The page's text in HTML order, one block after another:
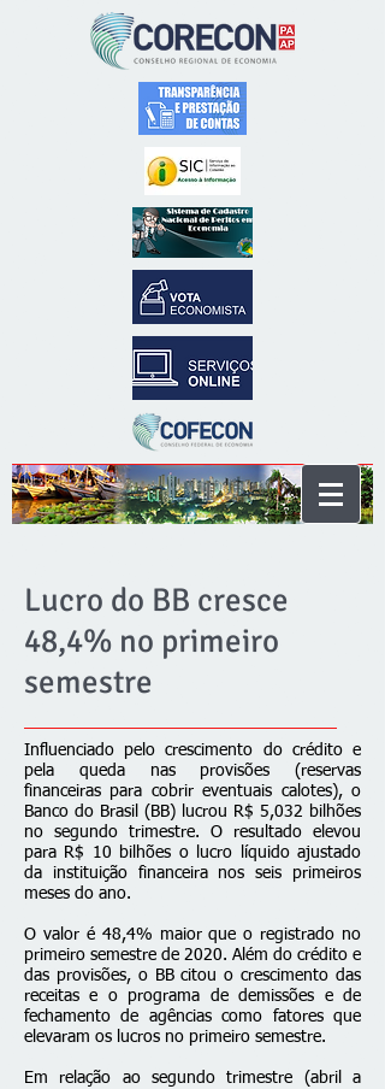
Lucro do BB cresce
48,4% no primeiro
semestre
Influenciado pelo crescimento do crédito e
pela queda nas provisões (reservas
financeiras para cobrir eventuais calotes), o
Banco do Brasil (BB) lucrou R$ 5,032 bilhões
no segundo trimestre. O resultado elevou
para R$ 10 bilhões o lucro líquido ajustado
da instituição financeira nos seis primeiros
meses do ano.
O valor é 48,4% maior que o registrado no
primeiro semestre de 2020. Além do crédito e
das provisões, o BB citou o crescimento das
receitas e o programa de demissões e de
fechamento de agências como fatores que
elevaram os lucros no primeiro semestre.
Em relação ao segundo trimestre (abril a